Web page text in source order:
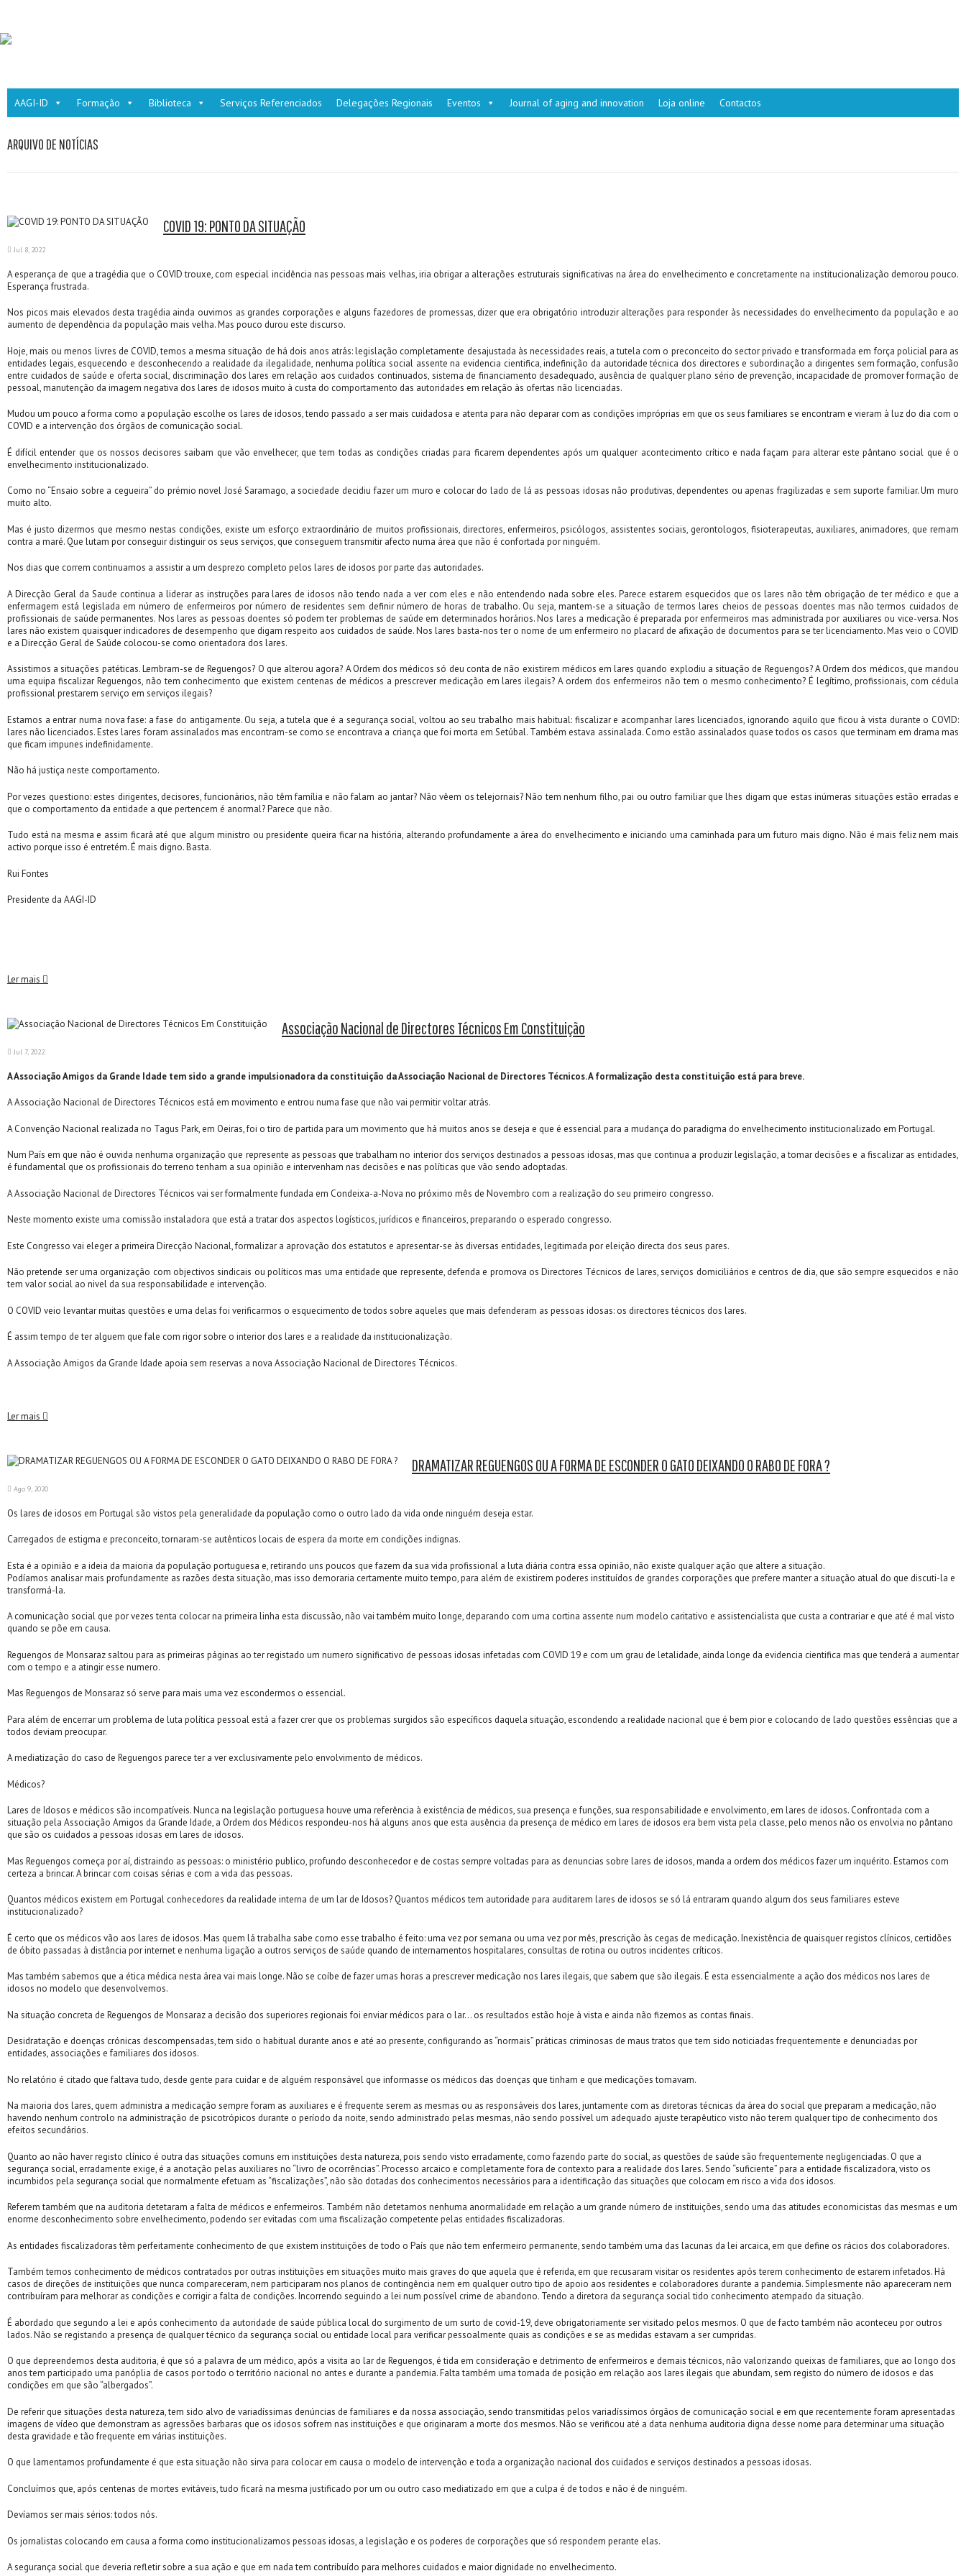
AAGI-ID Formação Biblioteca Serviços Referenciados Delegações Regionais Eventos Journal of aging and innovation Loja online Contactos
ARQUIVO DE NOTÍCIAS
COVID 19: PONTO DA SITUAÇÃO
Jul 8, 2022
A esperança de que a tragédia que o COVID trouxe, com especial incidência nas pessoas mais velhas, iria obrigar a alterações estruturais significativas na área do envelhecimento e concretamente na institucionalização demorou pouco.
Esperança frustrada.
Nos picos mais elevados desta tragédia ainda ouvimos as grandes corporações e alguns fazedores de promessas, dizer que era obrigatório introduzir alterações para responder às necessidades do envelhecimento da população e ao
aumento de dependência da população mais velha. Mas pouco durou este discurso.
Hoje, mais ou menos livres de COVID, temos a mesma situação de há dois anos atrás: legislação completamente desajustada às necessidades reais, a tutela com o preconceito do sector privado e transformada em força policial para as
entidades legais, esquecendo e desconhecendo a realidade da ilegalidade, nenhuma política social assente na evidencia cientifica, indefinição da autoridade técnica dos directores e subordinação a dirigentes sem formação, confusão
entre cuidados de saúde e oferta social, discriminação dos lares em relação aos cuidados continuados, sistema de financiamento desadequado, ausência de qualquer plano sério de prevenção, incapacidade de promover formação de
pessoal, manutenção da imagem negativa dos lares de idosos muito à custa do comportamento das autoridades em relação às ofertas não licenciadas.
Mudou um pouco a forma como a população escolhe os lares de idosos, tendo passado a ser mais cuidadosa e atenta para não deparar com as condições impróprias em que os seus familiares se encontram e vieram à luz do dia com o
COVID e a intervenção dos órgãos de comunicação social.
É difícil entender que os nossos decisores saibam que vão envelhecer, que tem todas as condições criadas para ficarem dependentes após um qualquer acontecimento crítico e nada façam para alterar este pântano social que é o
envelhecimento institucionalizado.
Como no “Ensaio sobre a cegueira” do prémio novel José Saramago, a sociedade decidiu fazer um muro e colocar do lado de lá as pessoas idosas não produtivas, dependentes ou apenas fragilizadas e sem suporte familiar. Um muro
muito alto.
Mas é justo dizermos que mesmo nestas condições, existe um esforço extraordinário de muitos profissionais, directores, enfermeiros, psicólogos, assistentes sociais, gerontologos, fisioterapeutas, auxiliares, animadores, que remam
contra a maré. Que lutam por conseguir distinguir os seus serviços, que conseguem transmitir afecto numa área que não é confortada por ninguém.
Nos dias que correm continuamos a assistir a um desprezo completo pelos lares de idosos por parte das autoridades.
A Direcção Geral da Saude continua a liderar as instruções para lares de idosos não tendo nada a ver com eles e não entendendo nada sobre eles. Parece estarem esquecidos que os lares não têm obrigação de ter médico e que a
enfermagem está legislada em número de enfermeiros por número de residentes sem definir número de horas de trabalho. Ou seja, mantem-se a situação de termos lares cheios de pessoas doentes mas não termos cuidados de
profissionais de saúde permanentes. Nos lares as pessoas doentes só podem ter problemas de saúde em determinados horários. Nos lares a medicação é preparada por enfermeiros mas administrada por auxiliares ou vice-versa. Nos
lares não existem quaisquer indicadores de desempenho que digam respeito aos cuidados de saúde. Nos lares basta-nos ter o nome de um enfermeiro no placard de afixação de documentos para se ter licenciamento. Mas veio o COVID
e a Direcção Geral de Saúde colocou-se como orientadora dos lares.
Assistimos a situações patéticas. Lembram-se de Reguengos? O que alterou agora? A Ordem dos médicos só deu conta de não existirem médicos em lares quando explodiu a situação de Reguengos? A Ordem dos médicos, que mandou
uma equipa fiscalizar Reguengos, não tem conhecimento que existem centenas de médicos a prescrever medicação em lares ilegais? A ordem dos enfermeiros não tem o mesmo conhecimento? É legítimo, profissionais, com cédula
profissional prestarem serviço em serviços ilegais?
Estamos a entrar numa nova fase: a fase do antigamente. Ou seja, a tutela que é a segurança social, voltou ao seu trabalho mais habitual: fiscalizar e acompanhar lares licenciados, ignorando aquilo que ficou à vista durante o COVID:
lares não licenciados. Estes lares foram assinalados mas encontram-se como se encontrava a criança que foi morta em Setúbal. Também estava assinalada. Como estão assinalados quase todos os casos que terminam em drama mas
que ficam impunes indefinidamente.
Não há justiça neste comportamento.
Por vezes questiono: estes dirigentes, decisores, funcionários, não têm família e não falam ao jantar? Não vêem os telejornais? Não tem nenhum filho, pai ou outro familiar que lhes digam que estas inúmeras situações estão erradas e
que o comportamento da entidade a que pertencem é anormal? Parece que não.
Tudo está na mesma e assim ficará até que algum ministro ou presidente queira ficar na história, alterando profundamente a área do envelhecimento e iniciando uma caminhada para um futuro mais digno. Não é mais feliz nem mais
activo porque isso é entretém. É mais digno. Basta.
Rui Fontes
Presidente da AAGI-ID
Ler mais
Associação Nacional de Directores Técnicos Em Constituição
Jul 7, 2022
A Associação Amigos da Grande Idade tem sido a grande impulsionadora da constituição da Associação Nacional de Directores Técnicos. A formalização desta constituição está para breve.
A Associação Nacional de Directores Técnicos está em movimento e entrou numa fase que não vai permitir voltar atrás.
A Convenção Nacional realizada no Tagus Park, em Oeiras, foi o tiro de partida para um movimento que há muitos anos se deseja e que é essencial para a mudança do paradigma do envelhecimento institucionalizado em Portugal.
Num País em que não é ouvida nenhuma organização que represente as pessoas que trabalham no interior dos serviços destinados a pessoas idosas, mas que continua a produzir legislação, a tomar decisões e a fiscalizar as entidades,
é fundamental que os profissionais do terreno tenham a sua opinião e intervenham nas decisões e nas políticas que vão sendo adoptadas.
A Associação Nacional de Directores Técnicos vai ser formalmente fundada em Condeixa-a-Nova no próximo mês de Novembro com a realização do seu primeiro congresso.
Neste momento existe uma comissão instaladora que está a tratar dos aspectos logísticos, jurídicos e financeiros, preparando o esperado congresso.
Este Congresso vai eleger a primeira Direcção Nacional, formalizar a aprovação dos estatutos e apresentar-se às diversas entidades, legitimada por eleição directa dos seus pares.
Não pretende ser uma organização com objectivos sindicais ou políticos mas uma entidade que represente, defenda e promova os Directores Técnicos de lares, serviços domiciliários e centros de dia, que são sempre esquecidos e não
tem valor social ao nivel da sua responsabilidade e intervenção.
O COVID veio levantar muitas questões e uma delas foi verificarmos o esquecimento de todos sobre aqueles que mais defenderam as pessoas idosas: os directores técnicos dos lares.
É assim tempo de ter alguem que fale com rigor sobre o interior dos lares e a realidade da institucionalização.
A Associação Amigos da Grande Idade apoia sem reservas a nova Associação Nacional de Directores Técnicos.
Ler mais
DRAMATIZAR REGUENGOS OU A FORMA DE ESCONDER O GATO DEIXANDO O RABO DE FORA ?
Ago 9, 2020
Os lares de idosos em Portugal são vistos pela generalidade da população como o outro lado da vida onde ninguém deseja estar.
Carregados de estigma e preconceito, tornaram-se autênticos locais de espera da morte em condições indignas.
Esta é a opinião e a ideia da maioria da população portuguesa e, retirando uns poucos que fazem da sua vida profissional a luta diária contra essa opinião, não existe qualquer ação que altere a situação.
Podíamos analisar mais profundamente as razões desta situação, mas isso demoraria certamente muito tempo, para além de existirem poderes instituídos de grandes corporações que prefere manter a situação atual do que discuti-la e
transformá-la.
A comunicação social que por vezes tenta colocar na primeira linha esta discussão, não vai também muito longe, deparando com uma cortina assente num modelo caritativo e assistencialista que custa a contrariar e que até é mal visto
quando se põe em causa.
Reguengos de Monsaraz saltou para as primeiras páginas ao ter registado um numero significativo de pessoas idosas infetadas com COVID 19 e com um grau de letalidade, ainda longe da evidencia cientifica mas que tenderá a aumentar
com o tempo e a atingir esse numero.
Mas Reguengos de Monsaraz só serve para mais uma vez escondermos o essencial.
Para além de encerrar um problema de luta política pessoal está a fazer crer que os problemas surgidos são específicos daquela situação, escondendo a realidade nacional que é bem pior e colocando de lado questões essências que a
todos deviam preocupar.
A mediatização do caso de Reguengos parece ter a ver exclusivamente pelo envolvimento de médicos.
Médicos?
Lares de Idosos e médicos são incompatíveis. Nunca na legislação portuguesa houve uma referência à existência de médicos, sua presença e funções, sua responsabilidade e envolvimento, em lares de idosos. Confrontada com a
situação pela Associação Amigos da Grande Idade, a Ordem dos Médicos respondeu-nos há alguns anos que esta ausência da presença de médico em lares de idosos era bem vista pela classe, pelo menos não os envolvia no pântano
que são os cuidados a pessoas idosas em lares de idosos.
Mas Reguengos começa por aí, distraindo as pessoas: o ministério publico, profundo desconhecedor e de costas sempre voltadas para as denuncias sobre lares de idosos, manda a ordem dos médicos fazer um inquérito. Estamos com
certeza a brincar. A brincar com coisas sérias e com a vida das pessoas.
Quantos médicos existem em Portugal conhecedores da realidade interna de um lar de Idosos? Quantos médicos tem autoridade para auditarem lares de idosos se só lá entraram quando algum dos seus familiares esteve
institucionalizado?
É certo que os médicos vão aos lares de idosos. Mas quem lá trabalha sabe como esse trabalho é feito: uma vez por semana ou uma vez por mês, prescrição às cegas de medicação. Inexistência de quaisquer registos clínicos, certidões
de óbito passadas à distância por internet e nenhuma ligação a outros serviços de saúde quando de internamentos hospitalares, consultas de rotina ou outros incidentes críticos.
Mas também sabemos que a ética médica nesta área vai mais longe. Não se coíbe de fazer umas horas a prescrever medicação nos lares ilegais, que sabem que são ilegais. É esta essencialmente a ação dos médicos nos lares de
idosos no modelo que desenvolvemos.
Na situação concreta de Reguengos de Monsaraz a decisão dos superiores regionais foi enviar médicos para o lar… os resultados estão hoje à vista e ainda não fizemos as contas finais.
Desidratação e doenças crónicas descompensadas, tem sido o habitual durante anos e até ao presente, configurando as “normais” práticas criminosas de maus tratos que tem sido noticiadas frequentemente e denunciadas por
entidades, associações e familiares dos idosos.
No relatório é citado que faltava tudo, desde gente para cuidar e de alguém responsável que informasse os médicos das doenças que tinham e que medicações tomavam.
Na maioria dos lares, quem administra a medicação sempre foram as auxiliares e é frequente serem as mesmas ou as responsáveis dos lares, juntamente com as diretoras técnicas da área do social que preparam a medicação, não
havendo nenhum controlo na administração de psicotrópicos durante o período da noite, sendo administrado pelas mesmas, não sendo possível um adequado ajuste terapêutico visto não terem qualquer tipo de conhecimento dos
efeitos secundários.
Quanto ao não haver registo clínico é outra das situações comuns em instituições desta natureza, pois sendo visto erradamente, como fazendo parte do social, as questões de saúde são frequentemente negligenciadas. O que a
segurança social, erradamente exige, é a anotação pelas auxiliares no “livro de ocorrências”. Processo arcaico e completamente fora de contexto para a realidade dos lares. Sendo “suficiente” para a entidade fiscalizadora, visto os
incumbidos pela segurança social que normalmente efetuam as “fiscalizações”, não são dotadas dos conhecimentos necessários para a identificação das situações que colocam em risco a vida dos idosos.
Referem também que na auditoria detetaram a falta de médicos e enfermeiros. Também não detetamos nenhuma anormalidade em relação a um grande número de instituições, sendo uma das atitudes economicistas das mesmas e um
enorme desconhecimento sobre envelhecimento, podendo ser evitadas com uma fiscalização competente pelas entidades fiscalizadoras.
As entidades fiscalizadoras têm perfeitamente conhecimento de que existem instituições de todo o País que não tem enfermeiro permanente, sendo também uma das lacunas da lei arcaica, em que define os rácios dos colaboradores.
Também temos conhecimento de médicos contratados por outras instituições em situações muito mais graves do que aquela que é referida, em que recusaram visitar os residentes após terem conhecimento de estarem infetados. Há
casos de direções de instituições que nunca compareceram, nem participaram nos planos de contingência nem em qualquer outro tipo de apoio aos residentes e colaboradores durante a pandemia. Simplesmente não apareceram nem
contribuíram para melhorar as condições e corrigir a falta de condições. Incorrendo seguindo a lei num possível crime de abandono. Tendo a diretora da segurança social tido conhecimento atempado da situação.
É abordado que segundo a lei e após conhecimento da autoridade de saúde pública local do surgimento de um surto de covid-19, deve obrigatoriamente ser visitado pelos mesmos. O que de facto também não aconteceu por outros
lados. Não se registando a presença de qualquer técnico da segurança social ou entidade local para verificar pessoalmente quais as condições e se as medidas estavam a ser cumpridas.
O que depreendemos desta auditoria, é que só a palavra de um médico, após a visita ao lar de Reguengos, é tida em consideração e detrimento de enfermeiros e demais técnicos, não valorizando queixas de familiares, que ao longo dos
anos tem participado uma panóplia de casos por todo o território nacional no antes e durante a pandemia. Falta também uma tomada de posição em relação aos lares ilegais que abundam, sem registo do número de idosos e das
condições em que são “albergados”.
De referir que situações desta natureza, tem sido alvo de variadíssimas denúncias de familiares e da nossa associação, sendo transmitidas pelos variadíssimos órgãos de comunicação social e em que recentemente foram apresentadas
imagens de vídeo que demonstram as agressões barbaras que os idosos sofrem nas instituições e que originaram a morte dos mesmos. Não se verificou até a data nenhuma auditoria digna desse nome para determinar uma situação
desta gravidade e tão frequente em várias instituições.
O que lamentamos profundamente é que esta situação não sirva para colocar em causa o modelo de intervenção e toda a organização nacional dos cuidados e serviços destinados a pessoas idosas.
Concluímos que, após centenas de mortes evitáveis, tudo ficará na mesma justificado por um ou outro caso mediatizado em que a culpa é de todos e não é de ninguém.
Devíamos ser mais sérios: todos nós.
Os jornalistas colocando em causa a forma como institucionalizamos pessoas idosas, a legislação e os poderes de corporações que só respondem perante elas.
A segurança social que deveria refletir sobre a sua ação e que em nada tem contribuído para melhores cuidados e maior dignidade no envelhecimento.